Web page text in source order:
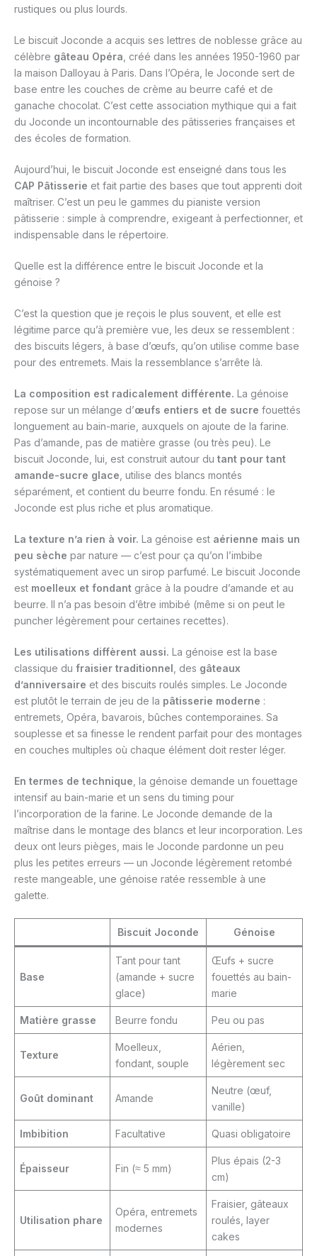
rustiques ou plus lourds.
Le biscuit Joconde a acquis ses lettres de noblesse grâce au
célèbre gâteau Opéra , créé dans les années 1950-1960 par
la maison Dalloyau à Paris. Dans l’Opéra, le Joconde sert de
base entre les couches de crème au beurre café et de
ganache chocolat. C’est cette association mythique qui a fait
du Joconde un incontournable des pâtisseries françaises et
des écoles de formation.
Aujourd’hui, le biscuit Joconde est enseigné dans tous les
CAP Pâtisserie et fait partie des bases que tout apprenti doit
maîtriser. C’est un peu le gammes du pianiste version
pâtisserie : simple à comprendre, exigeant à perfectionner, et
indispensable dans le répertoire.
Quelle est la différence entre le biscuit Joconde et la
génoise ?
C’est la question que je reçois le plus souvent, et elle est
légitime parce qu’à première vue, les deux se ressemblent :
des biscuits légers, à base d’œufs, qu’on utilise comme base
pour des entremets. Mais la ressemblance s’arrête là.
La composition est radicalement différente. La génoise
repose sur un mélange d’œufs entiers et de sucre fouettés
longuement au bain-marie, auxquels on ajoute de la farine.
Pas d’amande, pas de matière grasse (ou très peu). Le
biscuit Joconde, lui, est construit autour du tant pour tant
amande-sucre glace , utilise des blancs montés
séparément, et contient du beurre fondu. En résumé : le
Joconde est plus riche et plus aromatique.
La texture n’a rien à voir. La génoise est aérienne mais un
peu sèche par nature — c’est pour ça qu’on l’imbibe
systématiquement avec un sirop parfumé. Le biscuit Joconde
est moelleux et fondant grâce à la poudre d’amande et au
beurre. Il n’a pas besoin d’être imbibé (même si on peut le
puncher légèrement pour certaines recettes).
Les utilisations diffèrent aussi. La génoise est la base
classique du fraisier traditionnel , des gâteaux
d’anniversaire et des biscuits roulés simples. Le Joconde
est plutôt le terrain de jeu de la pâtisserie moderne :
entremets, Opéra, bavarois, bûches contemporaines. Sa
souplesse et sa finesse le rendent parfait pour des montages
en couches multiples où chaque élément doit rester léger.
En termes de technique , la génoise demande un fouettage
intensif au bain-marie et un sens du timing pour
l’incorporation de la farine. Le Joconde demande de la
maîtrise dans le montage des blancs et leur incorporation. Les
deux ont leurs pièges, mais le Joconde pardonne un peu
plus les petites erreurs — un Joconde légèrement retombé
reste mangeable, une génoise ratée ressemble à une
galette.
Biscuit Joconde Génoise
Base
Tant pour tant
(amande + sucre
glace)
Œufs + sucre
fouettés au bain-
marie
Matière grasse Beurre fondu Peu ou pas
Texture
Moelleux,
fondant, souple
Aérien,
légèrement sec
Goût dominant Amande
Neutre (œuf,
vanille)
Imbibition Facultative Quasi obligatoire
Épaisseur Fin (≈ 5 mm)
Plus épais (2-3
cm)
Utilisation phare
Opéra, entremets
modernes
Fraisier, gâteaux
roulés, layer
cakes